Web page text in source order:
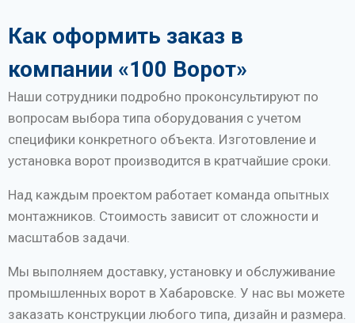
Как оформить заказ в
компании «100 Ворот»
Наши сотрудники подробно проконсультируют по
вопросам выбора типа оборудования с учетом
специфики конкретного объекта. Изготовление и
установка ворот производится в кратчайшие сроки.
Над каждым проектом работает команда опытных
монтажников. Стоимость зависит от сложности и
масштабов задачи.
Мы выполняем доставку, установку и обслуживание
промышленных ворот в Хабаровске. У нас вы можете
заказать конструкции любого типа, дизайн и размера.